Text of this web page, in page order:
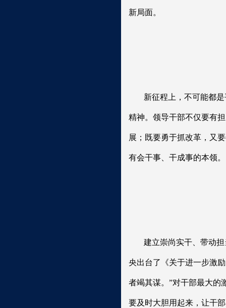
新局面。
新征程上，不可能都
精神。领导干部不仅要有
展；既要勇于抓改革，又
有会干事、干成事的本领。
建立崇尚实干、带动
央出台了《关于进一步激
者竭其谋。”对干部最大的
要及时大胆用起来，让干